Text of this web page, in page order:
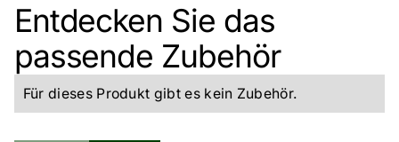
Zeitloses Design mit vielseitigem Charakter
Entdecken Sie das
passende Zubehör
Für dieses Produkt gibt es kein Zubehör.